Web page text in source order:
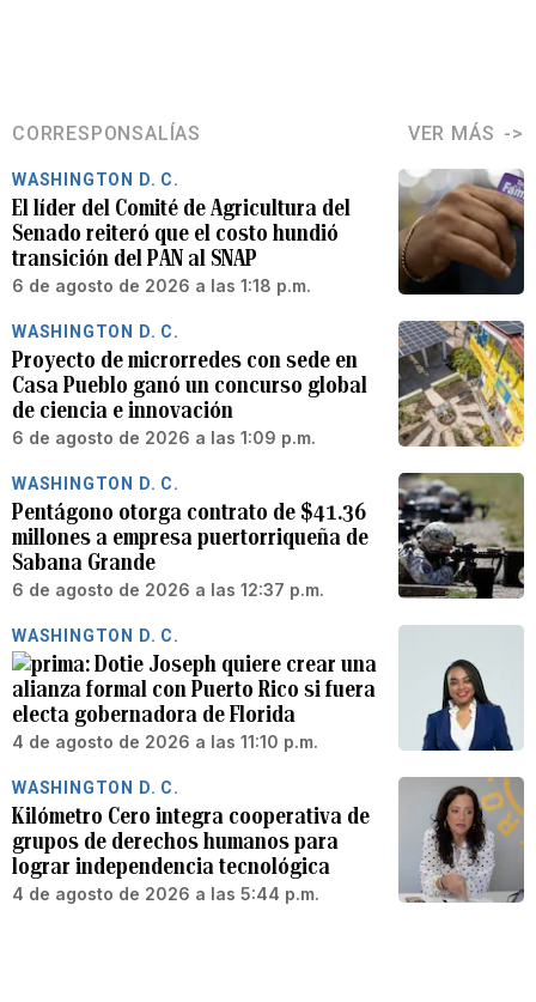
CORRESPONSALÍAS VER MÁS
WASHINGTON D. C.
El líder del Comité de Agricultura del
Senado reiteró que el costo hundió
transición del PAN al SNAP
6 de agosto de 2026 a las 1:18 p.m.
WASHINGTON D. C.
Proyecto de microrredes con sede en
Casa Pueblo ganó un concurso global
de ciencia e innovación
6 de agosto de 2026 a las 1:09 p.m.
WASHINGTON D. C.
Pentágono otorga contrato de $41.36
millones a empresa puertorriqueña de
Sabana Grande
6 de agosto de 2026 a las 12:37 p.m.
WASHINGTON D. C.
Dotie Joseph quiere crear una
alianza formal con Puerto Rico si fuera
electa gobernadora de Florida
4 de agosto de 2026 a las 11:10 p.m.
WASHINGTON D. C.
Kilómetro Cero integra cooperativa de
grupos de derechos humanos para
lograr independencia tecnológica
4 de agosto de 2026 a las 5:44 p.m.